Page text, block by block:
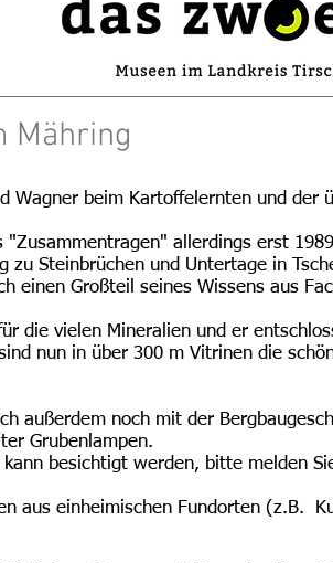
Mähring
Wagner beim Kartoffelernten und der
"Zusammentragen" allerdings erst
zu Steinbrüchen und Untertage in
einen Großteil seines Wissens aus
die vielen Mineralien und er
nun in über 300 m Vitrinen die
außerdem noch mit der
Grubenlampen.
besichtigt werden, bitte melden
aus einheimischen Fundorten (z.B.